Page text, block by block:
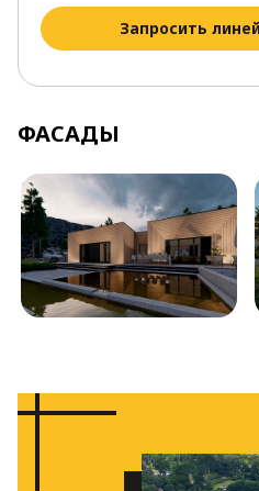
Запросить
ФАСАДЫ